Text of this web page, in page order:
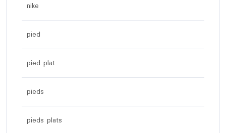
nike
pied
pied plat
pieds
pieds plats